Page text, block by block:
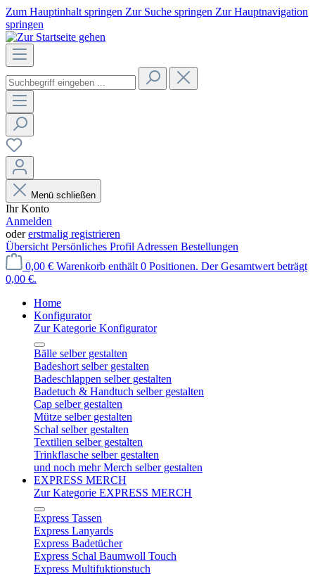
Zum Hauptinhalt springen Zur Suche springen Zur Hauptnavigation
springen
Menü schließen
Ihr Konto
Anmelden
odererstmalig registrieren
Übersicht Persönliches Profil Adressen Bestellungen
0,00 € Warenkorb enthält 0 Positionen. Der Gesamtwert beträgt
0,00 €.
Home
Konfigurator
Zur Kategorie Konfigurator
Bälle selber gestalten
Badeshort selber gestalten
Badeschlappen selber gestalten
Badetuch & Handtuch selber gestalten
Cap selber gestalten
Mütze selber gestalten
Schal selber gestalten
Textilien selber gestalten
Trinkflasche selber gestalten
und noch mehr Merch selber gestalten
EXPRESS MERCH
Zur Kategorie EXPRESS MERCH
Express Tassen
Express Lanyards
Express Badetücher
Express Schal Baumwoll Touch
Express Multifuktionstuch